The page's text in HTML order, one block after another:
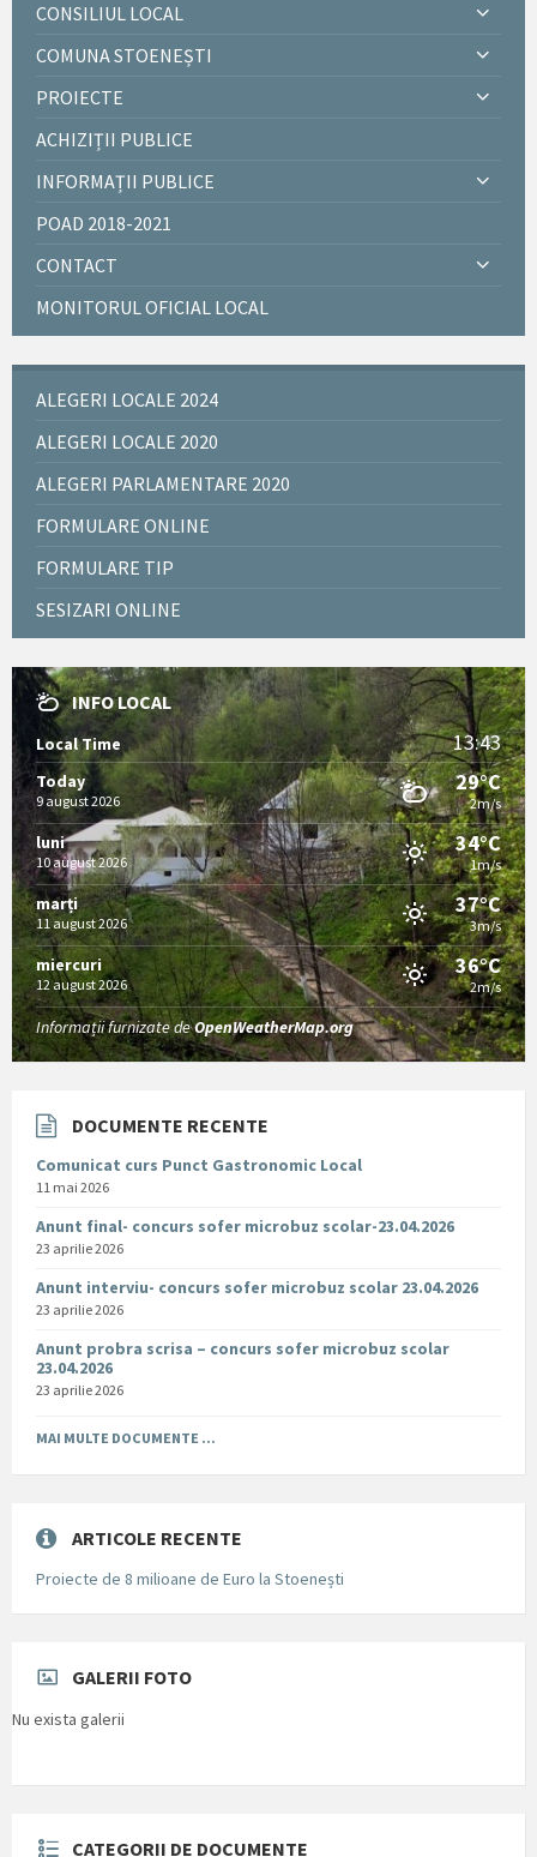
CONSILIUL LOCAL
COMUNA STOENEȘTI
PROIECTE
ACHIZIȚII PUBLICE
INFORMAȚII PUBLICE
POAD 2018-2021
CONTACT
MONITORUL OFICIAL LOCAL
ALEGERI LOCALE 2024
ALEGERI LOCALE 2020
ALEGERI PARLAMENTARE 2020
FORMULARE ONLINE
FORMULARE TIP
SESIZARI ONLINE
INFO LOCAL
Local Time 13:43
Today
9 august 2026
29°C
2m/s
luni
10 august 2026
34°C
1m/s
marți
11 august 2026
37°C
3m/s
miercuri
12 august 2026
36°C
2m/s
Informații furnizate deOpenWeatherMap.org
DOCUMENTE RECENTE
Comunicat curs Punct Gastronomic Local
11 mai 2026
Anunt final- concurs sofer microbuz scolar-23.04.2026
23 aprilie 2026
Anunt interviu- concurs sofer microbuz scolar 23.04.2026
23 aprilie 2026
Anunt probra scrisa – concurs sofer microbuz scolar
23.04.2026
23 aprilie 2026
MAI MULTE DOCUMENTE ...
ARTICOLE RECENTE
Proiecte de 8 milioane de Euro la Stoenești
GALERII FOTO
Nu exista galerii
CATEGORII DE DOCUMENTE